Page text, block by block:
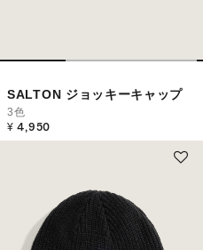
SALTON ジョッキーキャップ
3色
¥ 4,950